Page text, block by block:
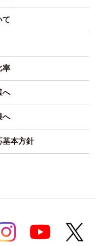
て
率
へ
へ
基本方針